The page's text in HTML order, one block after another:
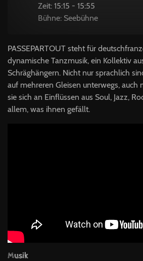
Zeit: 15:15 - 15:55
Bühne: Seebühne
PASSEPARTOUT steht für
dynamische Tanzmusik, ein Kollektiv
Schräghängern. Nicht nur sprachlich
auf mehreren Gleisen unterwegs, auch
sie sich an Einflüssen aus Soul, Jazz,
allem, was ihnen gefällt.
Musik